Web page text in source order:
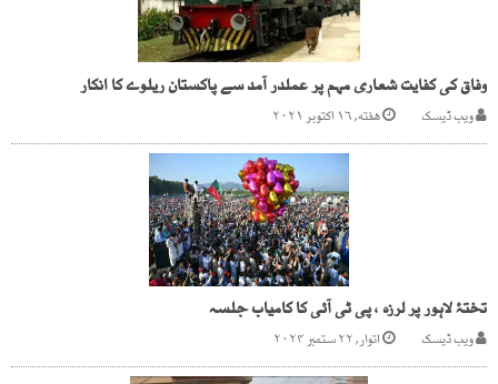
وفاق کی کفایت شعاری مہم پر عملدر آمد سے پاکستان ریلوے کا انکار
ویب ڈیسک هفته, ۱۶ اکتوبر ۲۰۲۱
تختۂ لاہور پر لرزہ ، پی ٹی آئی کا کامیاب جلسہ
ویب ڈیسک اتوار, ۲۲ ستمبر ۲۰۲۴